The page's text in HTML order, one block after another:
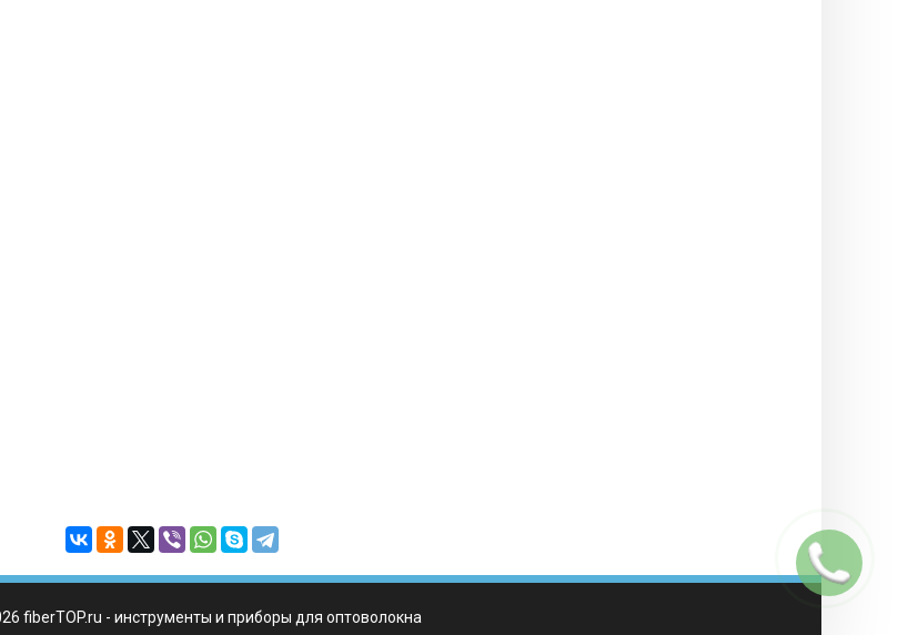
fiberTOP.ru - инструменты и приборы для оптоволокна
Заказать
звонок